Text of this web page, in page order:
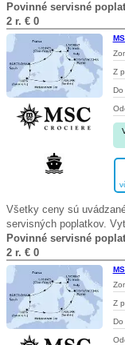
Povinné servisné
2 r. € 0
Z
Do
Všetky ceny sú
servisných poplatkov.
Povinné servisné
2 r. € 0
Z
Do